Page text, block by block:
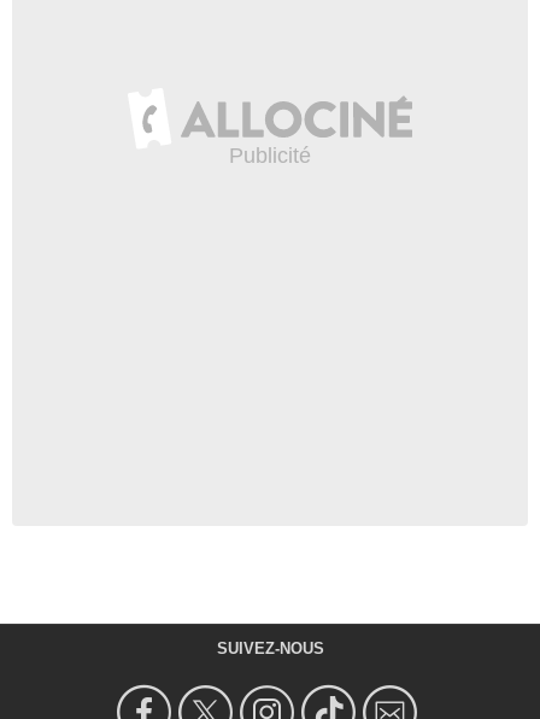
SUIVEZ-NOUS